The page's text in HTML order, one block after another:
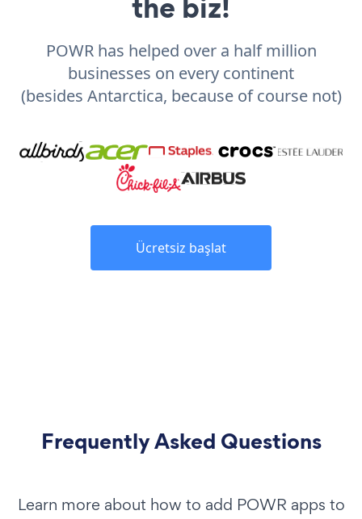
POWR has helped over a half million
businesses on every continent
(besides Antarctica, because of course not)
Ücretsiz başlat
Frequently Asked Questions
Learn more about how to add POWR apps to